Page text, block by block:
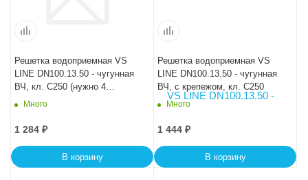
Решетка водоприемная VS
LINE DN100.13.50 - чугунная
ВЧ, кл. С250 (нужно 4
крепежа на решетку)
Много
1 284 ₽
В корзину
Решетка водоприемная VS
LINE DN100.13.50 - чугунная
ВЧ, с крепежом, кл. С250
Много
1 444 ₽
В корзину